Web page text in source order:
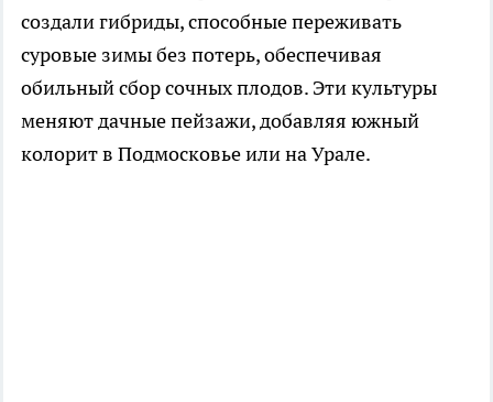
создали гибриды, способные переживать
суровые зимы без потерь, обеспечивая
обильный сбор сочных плодов. Эти культуры
меняют дачные пейзажи, добавляя южный
колорит в Подмосковье или на Урале.​